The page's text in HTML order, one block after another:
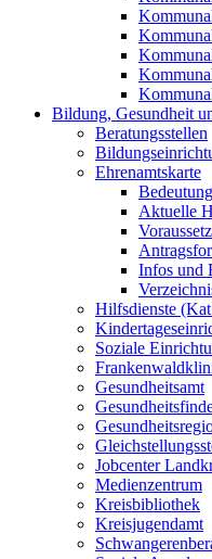
Bildung, Gesundheit
Beratungsstellen
Ehrenamtskarte
Aktuelle
Infos und
Hilfsdienste
Soziale
Gesundheitsamt
Jobcenter
Medienzentrum
Kreisbibliothek
Kreisjugendamt